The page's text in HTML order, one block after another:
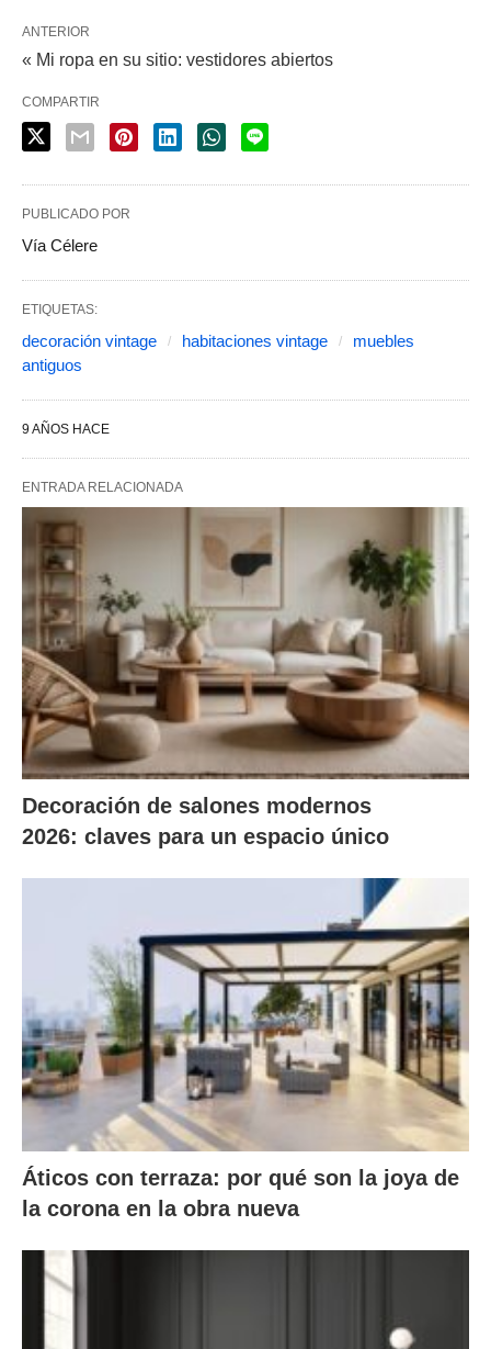
ANTERIOR
« Mi ropa en su sitio: vestidores abiertos
COMPARTIR
PUBLICADO POR
Vía Célere
ETIQUETAS:
decoración vintage habitaciones vintage
muebles
antiguos
9 AÑOS HACE
ENTRADA RELACIONADA
Decoración de salones modernos
2026: claves para un espacio único
Áticos con terraza: por qué son la joya de
la corona en la obra nueva